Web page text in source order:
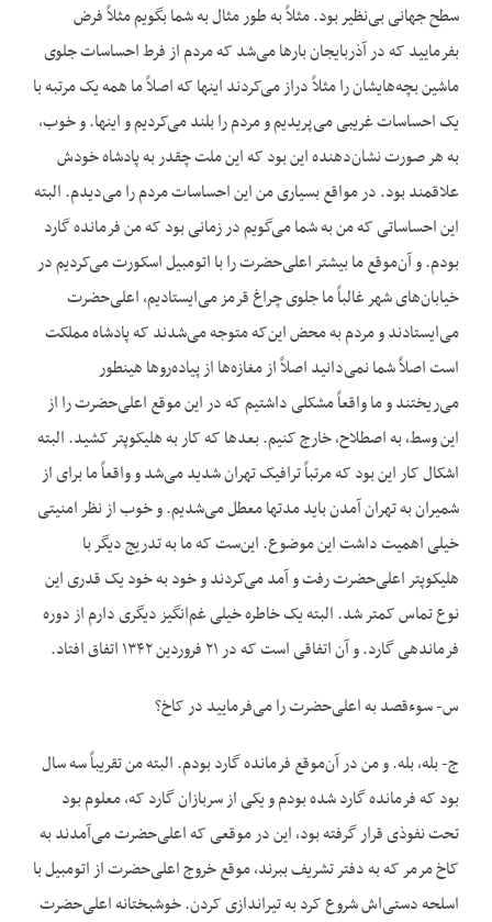
سطح جهانی بی‌نظیر بود. مثلاً به طور مثال به شما بگویم مثلاً فرض
بفرمایید که در آذربایجان بارها می‌شد که مردم از فرط احساسات جلوی
ماشین بچه‌هایشان را مثلاً دراز می‌کردند اینها که اصلاً ما همه یک مرتبه با
یک احساسات غریبی می‌پریدیم و مردم را بلند می‌کردیم و اینها. و خوب،
به هر صورت نشان‌دهنده این بود که این ملت چقدر به پادشاه خودش
علاقمند بود. در مواقع بسیاری من این احساسات مردم را می‌دیدم. البته
این احساساتی که من به شما می‌گویم در زمانی بود که من فرمانده گارد
بودم. و آن‌موقع ما بیشتر اعلی‌حضرت را با اتومبیل اسکورت می‌کردیم در
خیابان‌های شهر غالباً ما جلوی چراغ‌ قرمز می‌ایستادیم، اعلی‌حضرت
می‌ایستادند و مردم به محض این‌که متوجه می‌شدند که پادشاه مملکت
است اصلاً شما نمی‌دانید اصلاً از مغازه‌ها از پیاده‌روها هینطور
می‌ریختند و ما واقعاً مشکلی داشتیم که در این موقع اعلی‌حضرت را از
این وسط، به اصطلاح، خارج کنیم. بعدها که کار به هلیکوپتر کشید. البته
اشکال کار این بود که مرتباً ترافیک تهران شدید می‌شد و واقعاً ما برای از
شمیران به تهران آمدن باید مدتها معطل می‌شدیم. و خوب از نظر امنیتی
خیلی اهمیت داشت این موضوع. این‌ست که ما به تدریج دیگر با
هلیکوپتر اعلی‌حضرت رفت و آمد می‌کردند و خود به خود یک قدری این
نوع تماس کمتر شد. البته یک خاطره خیلی غم‌انگیز دیگری دارم از دوره
فرماندهی گارد. و آن اتفاقی است که در ۲۱ فروردین ۱۳۴۲ اتفاق افتاد.
س- سوء‌قصد به اعلی‌حضرت را می‌فرمایید در کاخ؟
ج- بله، بله. و من در آن‌موقع فرمانده گارد بودم. البته من تقریباً سه سال
بود که فرمانده گارد شده بودم و یکی از سربازان گارد که، معلوم بود
تحت نفوذی قرار گرفته بود، این در موقعی که اعلی‌حضرت می‌آمدند به
کاخ مرمر که به دفتر تشریف ببرند، موقع خروج اعلی‌حضرت از اتومبیل با
اسلحه دستی‌اش شروع کرد به تیراندازی کردن. خوشبختانه اعلی‌حضرت